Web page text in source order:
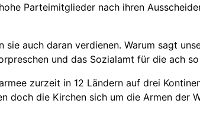
Parteimitglieder nach ihren
sie auch daran verdienen. Warum sagt
und das Sozialamt für die ach
zurzeit in 12 Ländern auf drei
doch die Kirchen sich um die Armen der